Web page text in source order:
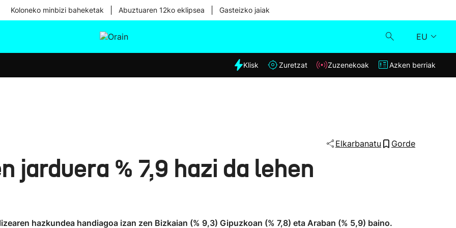
Koloneko minbizi baheketak Abuztuaren 12ko eklipsea Gasteizko jaiak
EU
Eguraldia
Klisk
Klisk Zuretzat Zuzenekoak Azken berriak
Elkarbanatu Gorde
jarduera % 7,9 hazi da lehen
hazkundea handiagoa izan zen Bizkaian (% 9,3) Gipuzkoan (% 7,8) eta Araban (% 5,9) baino.